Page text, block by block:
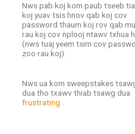
Nws pab koj kom paub tseeb
koj yuav tsis hnov ​​qab koj cov
password thaum koj rov qab
rau koj cov nplooj ntawv txhua
(nws tuaj yeem tsim cov
zoo rau koj).
Nws ua kom sweepstakes
dua tho txawv thiab tsawg dua
frustrating .